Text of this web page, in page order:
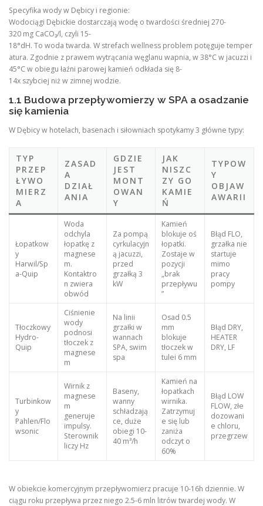
Specyfika wody w Dębicy i regionie:
Wodociągi Dębickie dostarczają wodę o twardości średniej 270-
320 mg CaCO₃/l, czyli 15-
18°dH. To woda twarda. W strefach wellness problem potęguje temper
atura. Zgodnie z prawem wytrącania węglanu wapnia, w 38°C w jacuzzi i
45°C w obiegu łaźni parowej kamień odkłada się 8-
14x szybciej niż w zimnej wodzie.
1.1 Budowa przepływomierzy w SPA a osadzanie
się kamienia
W Dębicy w hotelach, basenach i siłowniach spotykamy 3 główne typy:
TYP
PRZEP
ŁYWO
MIERZ
A
ZASAD
A
DZIAŁ
ANIA
GDZIE
JEST
MONT
OWAN
Y
JAK
NISZC
ZY GO
KAMIE
Ń
TYPOW
Y
OBJAW
AWARII
Łopatkow
y
Harwil/Sp
a-Quip
Woda
odchyla
łopatkę z
magnese
m.
Kontaktro
n zwiera
obwód
Za pompą
cyrkulacyjn
ą jacuzzi,
przed
grzałką 3
kW
Kamień
blokuje oś
łopatki.
Zostaje w
pozycji
„brak
przepływu
”
Błąd FLO,
grzałka nie
startuje
mimo
pracy
pompy
Tłoczkowy
Hydro-
Quip
Ciśnienie
wody
podnosi
tłoczek z
magnese
m
Na linii
grzałki w
wannach
SPA, swim
spa
Osad 0.5
mm
blokuje
tłoczek w
tulei 6 mm
Błąd DRY,
HEATER
DRY, LF
Turbinkow
y
Pahlen/Flo
wsonic
Wirnik z
magnese
m
generuje
impulsy.
Sterownik
liczy Hz
Baseny,
wanny
schładzają
ce, duże
obiegi 10-
40 m³/h
Kamień na
łopatkach
wirnika.
Zatrzymuj
e się lub
zaniża
odczyt o
60%
Błąd LOW
FLOW, złe
dozowani
e chloru,
przegrzew
W obiekcie komercyjnym przepływomierz pracuje 10-16h dziennie. W
ciągu roku przepływa przez niego 2.5-6 mln litrów twardej wody. W